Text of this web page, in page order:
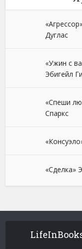
Дуглас
«Ужин с
Эбигейл
«Спеши
Спаркс
«Сделка»